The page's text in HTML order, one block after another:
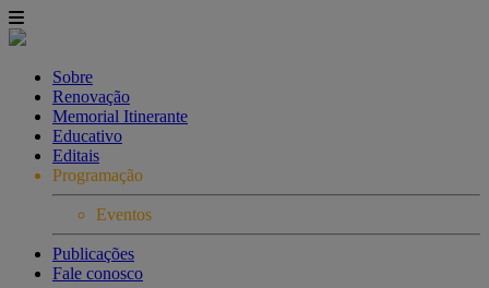
Sobre
Renovação
Memorial Itinerante
Educativo
Editais
Programação
Eventos
Publicações
Fale conosco